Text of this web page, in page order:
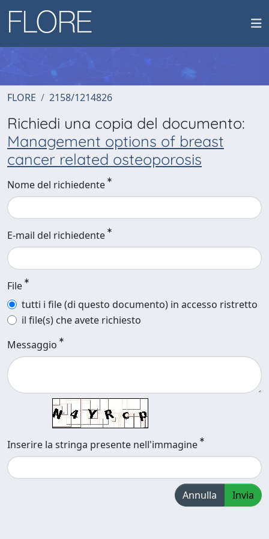
FLORE 2158/1214826
Richiedi una copia del documento:
Management options of breast
cancer related osteoporosis
Nome del richiedente
E-mail del richiedente
File
tutti i file (di questo documento) in accesso ristretto
il file(s) che avete richiesto
Messaggio
Inserire la stringa presente nell'immagine
Annulla Invia